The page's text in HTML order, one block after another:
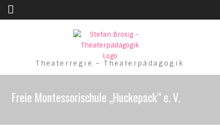
Skip to content
Theaterregie – Theaterpädagogik
Freie Montessorischule „Huckepack“ e. V.